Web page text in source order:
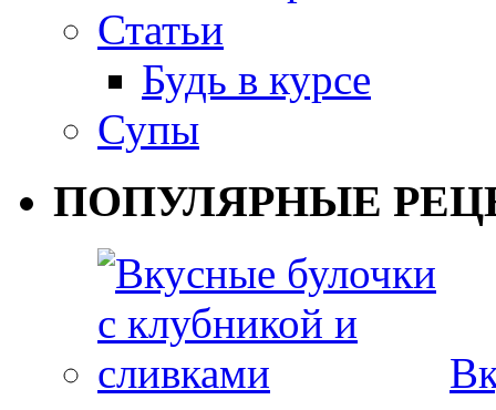
Статьи
Будь в курсе
Супы
ПОПУЛЯРНЫЕ